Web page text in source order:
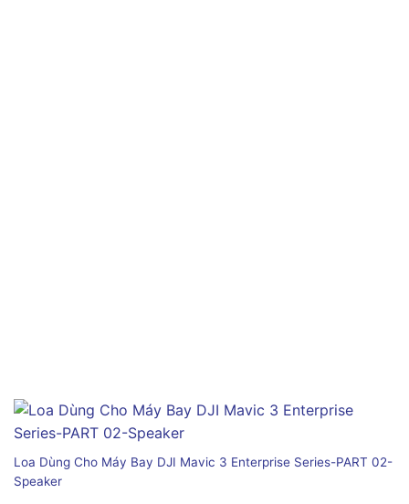
Loa Dùng Cho Máy Bay DJI Mavic 3 Enterprise Series-PART 02-
Speaker